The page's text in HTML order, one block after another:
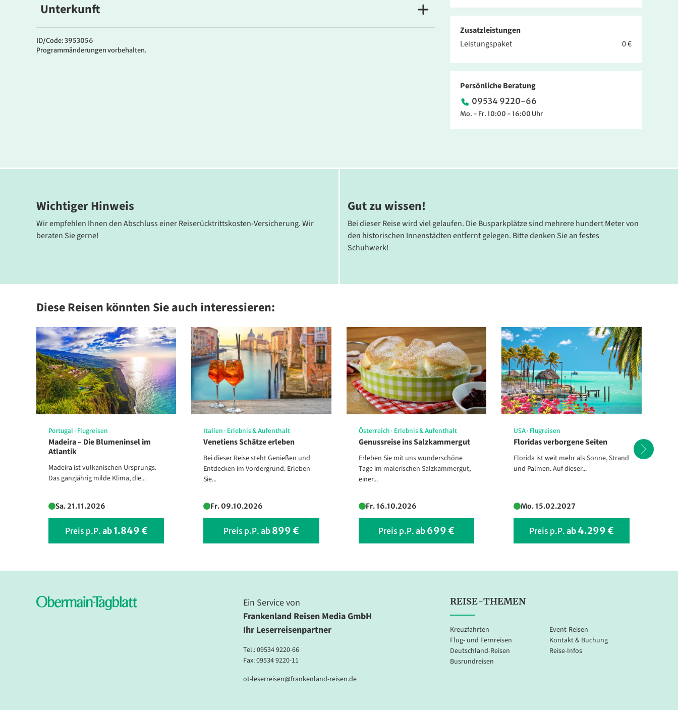
Weihnachtsmarkt auf dem historischen Marktplatz von Wernigerode
© DZT/Francesco Carovillano
Unterkunft
Ihr Hotel
DasAHORN Harz Hotel Braunlage
Voraussetzungen für erlebnisreiche Adventstage. Restaurant, Bar und Freizeitbereich sorgen für einen
© AHORN Hotels & Resorts © AHORN Hotels & Resorts © AHORN Hotels & Resorts
© AHORN Hotels & Resorts
ID/Code: 3953056
Programmänderungen vorbehalten.
Zusatzleistungen
Leistungspaket
0 €
Persönliche Beratung
09534 9220-66
Mo. - Fr. 10:00 - 16:00 Uhr
Wichtiger Hinweis
Wir empfehlen Ihnen den Abschluss einer Reiserücktrittskosten-Versicherung. Wir
beraten Sie gerne!
Gut zu wissen!
Bei dieser Reise wird viel gelaufen. Die Busparkplätze sind mehrere hundert Meter von
den historischen Innenstädten entfernt gelegen. Bitte denken Sie an festes
Schuhwerk!
Diese Reisen könnten Sie auch interessieren:
Portugal · Flugreisen
Madeira – Die Blumeninsel im
Atlantik
Madeira ist vulkanischen Ursprungs.
Das ganzjährig milde Klima, die...
Sa. 21.11.2026
Preis p.P. ab 1.849 €
Italien · Erlebnis & Aufenthalt
Venetiens Schätze erleben
Bei dieser Reise steht Genießen und
Entdecken im Vordergrund. Erleben
Sie...
Fr. 09.10.2026
Preis p.P. ab 899 €
Österreich · Erlebnis & Aufenthalt
Genussreise ins Salzkammergut
Erleben Sie mit uns wunderschöne
Tage im malerischen Salzkammergut,
einer...
Fr. 16.10.2026
Preis p.P. ab 699 €
USA · Flugreisen
Floridas verborgene Seiten
Florida ist weit mehr als Sonne, Strand
und Palmen. Auf dieser...
Mo. 15.02.2027
Preis p.P. ab4.299 €
Ein Service von
Frankenland Reisen Media GmbH
Ihr Leserreisenpartner
Tel.:09534 9220-66
Fax: 09534 9220-11
ot-leserreisen@frankenland-reisen.de
REISE-THEMEN
Kreuzfahrten
Flug- und Fernreisen
Deutschland-Reisen
Busrundreisen
Event-Reisen
Kontakt & Buchung
Reise-Infos